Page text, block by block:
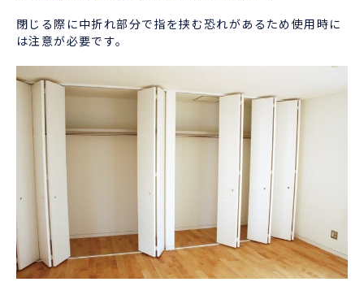
閉じる際に中折れ部分で指を挟む恐れがあるため使用時に
は注意が必要です。